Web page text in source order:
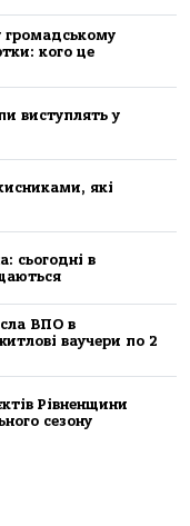
громадському
кого це
виступлять у
які
сьогодні в
ВПО в
ваучери по 2
Рівненщини
сезону